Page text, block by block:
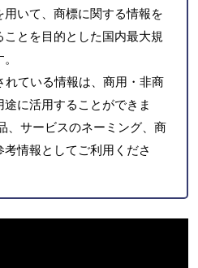
いて、商標に関する情報を
とを目的とした国内最大規
れている情報は、商用・非商
に活用することができま
、サービスのネーミング、商
情報としてご利用くださ